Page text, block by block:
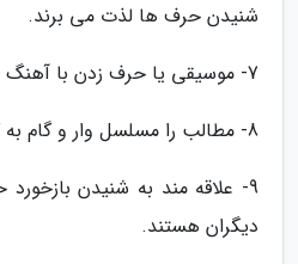
شنیدن حرف ها لذت می برند.
7- موسیقی یا حرف زدن با آهنگ را دوست دارند.
8- مطالب را مسلسل وار و گام به گام به خاطر می سپارند.
9- علاقه مند به شنیدن
دیگران هستند.